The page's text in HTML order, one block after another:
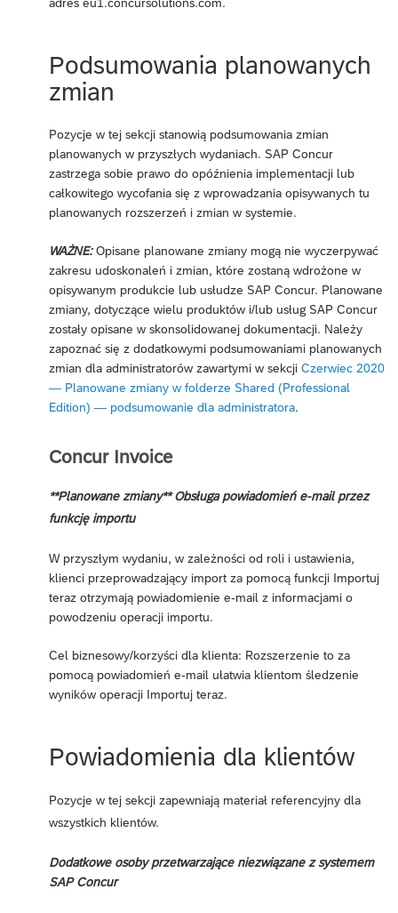
Podsumowania planowanych
zmian
Pozycje w tej sekcji stanowią podsumowania zmian
planowanych w przyszłych wydaniach. SAP Concur
zastrzega sobie prawo do opóźnienia implementacji lub
całkowitego wycofania się z wprowadzania opisywanych tu
planowanych rozszerzeń i zmian w systemie.
WAŻNE:Opisane planowane zmiany mogą nie wyczerpywać
zakresu udoskonaleń i zmian, które zostaną wdrożone w
opisywanym produkcie lub usłudze SAP Concur. Planowane
zmiany, dotyczące wielu produktów i/lub usług SAP Concur
zostały opisane w skonsolidowanej dokumentacji. Należy
zapoznać się z dodatkowymi podsumowaniami planowanych
zmian dla administratorów zawartymi w sekcji Czerwiec 2020
— Planowane zmiany w folderze Shared (Professional
Edition) — podsumowanie dla administratora.
Concur Invoice
**Planowane zmiany** Obsługa powiadomień e-mail przez
funkcję importu
W przyszłym wydaniu, w zależności od roli i ustawienia,
klienci przeprowadzający import za pomocą funkcji Importuj
teraz otrzymają powiadomienie e-mail z informacjami o
powodzeniu operacji importu.
Cel biznesowy/korzyści dla klienta: Rozszerzenie to za
pomocą powiadomień e-mail ułatwia klientom śledzenie
wyników operacji Importuj teraz.
Powiadomienia dla klientów
Pozycje w tej sekcji zapewniają materiał referencyjny dla
wszystkich klientów.
Dodatkowe osoby przetwarzające niezwiązane z systemem
SAP Concur